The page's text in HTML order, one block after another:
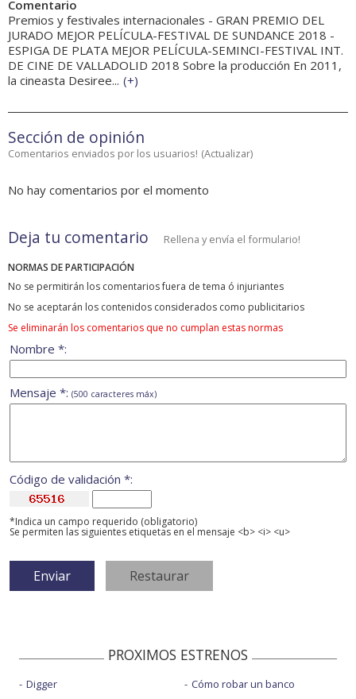
Comentario
Premios y festivales internacionales - GRAN PREMIO DEL
JURADO MEJOR PELÍCULA-FESTIVAL DE SUNDANCE 2018 -
ESPIGA DE PLATA MEJOR PELÍCULA-SEMINCI-FESTIVAL INT.
DE CINE DE VALLADOLID 2018 Sobre la producción En 2011,
la cineasta Desiree... (+)
Sección de opinión
Comentarios enviados por los usuarios! (Actualizar)
No hay comentarios por el momento
Deja tu comentario Rellena y envía el formulario!
NORMAS DE PARTICIPACIÓN
No se permitirán los comentarios fuera de tema ó injuriantes
No se aceptarán los contenidos considerados como publicitarios
Se eliminarán los comentarios que no cumplan estas normas
Nombre *:
Mensaje *: (500 caracteres máx)
Código de validación *:
*Indica un campo requerido (obligatorio)
Se permiten las siguientes etiquetas en el mensaje <b> <i> <u>
PROXIMOS ESTRENOS
Digger
Cómo robar un banco